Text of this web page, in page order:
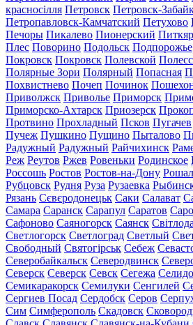
красносілля Петровск Петровск-
Петропавловск-Камчатский Петухово
Печоры Пикалево Пионерский
Плес Поворино Подольск Подпорожье
Покровск Покровск Полевской
Полярные Зори Полярный Попасная
Похвистнево Почеп Починок
Приволжск Приволье Приморск
Приморско-Ахтарск Приозерск
Протвино Прохладный Псков Пугачев
Пучеж Пушкино Пущино Пыталово
Радужный Радужный Райчихинск
Реж Реутов Ржев Ровеньки Родинское
Россошь Ростов Ростов-на-Дону
Рубцовск Рудня Руза Рузаевка
Рязань Сєвєродонецьк Саки Салават
Самара Саранск Сарапул Саратов
Сафоново Саяногорск Саянск
Светлогорск Светлоград Светлый
Свободный Святогірськ Себеж
Северобайкальск Северодвинск
Северск Северск Севск Сегежа
Семикаракорск Семилуки Сенгилей
Сергиев Посад Сердобск Серов
Сим Симферополь Скадовск